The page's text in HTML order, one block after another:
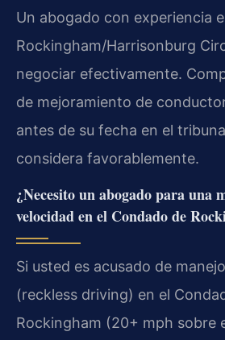
Un abogado con experiencia
Rockingham/Harrisonburg
negociar efectivamente.
de mejoramiento de
antes de su fecha en el
considera favorablemente.
¿Necesito un abogado para una
velocidad en el Condado de
Si usted es acusado de
(reckless driving) en el
Rockingham (20+ mph sobre